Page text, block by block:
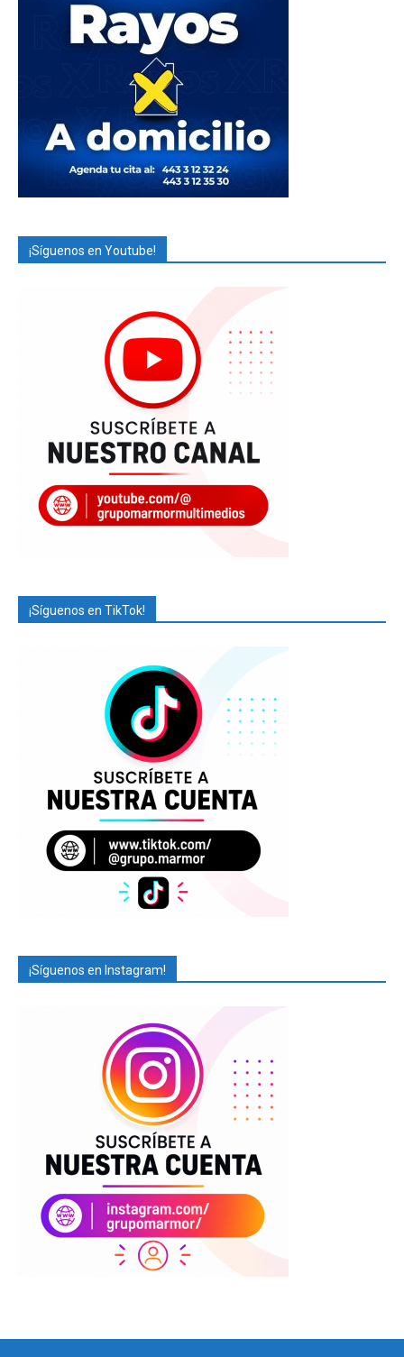
¡Síguenos en Youtube!
¡Síguenos en TikTok!
¡Síguenos en Instagram!